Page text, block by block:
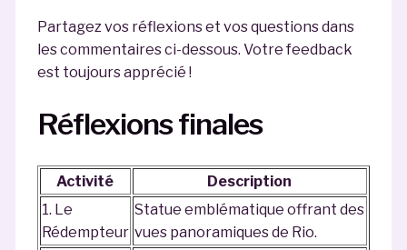
Partagez vos réflexions et vos questions dans
les commentaires ci-dessous. Votre feedback
est toujours apprécié !
Réflexions finales
Activité
Description
1. Le
Rédempteur
Statue emblématique offrant des
vues panoramiques de Rio.